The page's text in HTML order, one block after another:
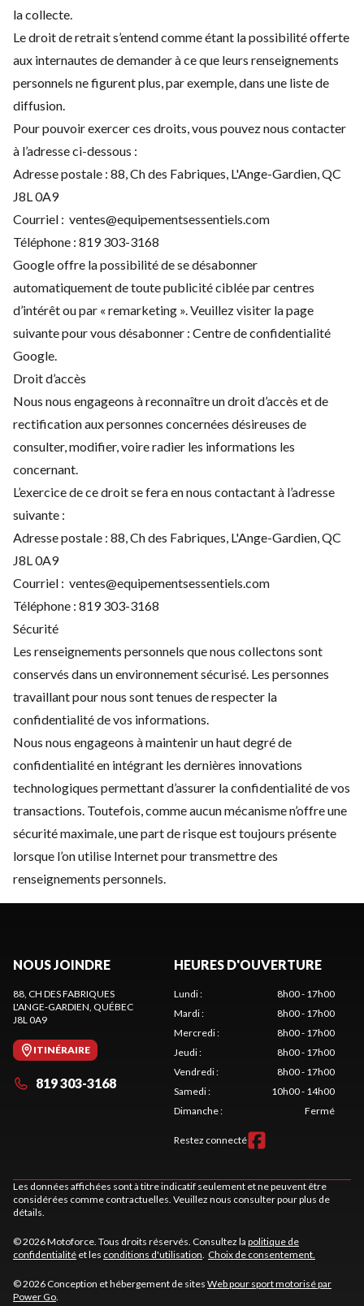
la collecte.
Le droit de retrait s’entend comme étant la possibilité offerte
aux internautes de demander à ce que leurs renseignements
personnels ne figurent plus, par exemple, dans une liste de
diffusion.
Pour pouvoir exercer ces droits, vous pouvez nous contacter
à l’adresse ci-dessous :
Adresse postale : 88, Ch des Fabriques, L'Ange-Gardien, QC
J8L 0A9
Courriel : ventes@equipementsessentiels.com
Téléphone : 819 303-3168
Google offre la possibilité de se désabonner
automatiquement de toute publicité ciblée par centres
d’intérêt ou par « remarketing ». Veuillez visiter la page
suivante pour vous désabonner : Centre de confidentialité
Google.
Droit d’accès
Nous nous engageons à reconnaître un droit d’accès et de
rectification aux personnes concernées désireuses de
consulter, modifier, voire radier les informations les
concernant.
L’exercice de ce droit se fera en nous contactant à l’adresse
suivante :
Adresse postale : 88, Ch des Fabriques, L'Ange-Gardien, QC
J8L 0A9
Courriel : ventes@equipementsessentiels.com
Téléphone : 819 303-3168
Sécurité
Les renseignements personnels que nous collectons sont
conservés dans un environnement sécurisé. Les personnes
travaillant pour nous sont tenues de respecter la
confidentialité de vos informations.
Nous nous engageons à maintenir un haut degré de
confidentialité en intégrant les dernières innovations
technologiques permettant d’assurer la confidentialité de vos
transactions. Toutefois, comme aucun mécanisme n’offre une
sécurité maximale, une part de risque est toujours présente
lorsque l’on utilise Internet pour transmettre des
renseignements personnels.
NOUS JOINDRE
88, CH DES FABRIQUES
L'ANGE-GARDIEN, QUÉBEC
J8L 0A9
ITINÉRAIRE
819 303-3168
HEURES D'OUVERTURE
Lundi:
8h00 - 17h00
Mardi:
8h00 - 17h00
Mercredi:
8h00 - 17h00
Jeudi:
8h00 - 17h00
Vendredi:
8h00 - 17h00
Samedi:
10h00 - 14h00
Dimanche: Fermé
Restez connecté
Les données affichées sont à titre indicatif seulement et ne peuvent être
considérées comme contractuelles. Veuillez nous consulter pour plus de
détails.
© 2026 Motoforce. Tous droits réservés. Consultez la politique de
confidentialité et les conditions d'utilisation. Choix de consentement.
© 2026 Conception et hébergement de sites Web pour sport motorisé par
Power Go.